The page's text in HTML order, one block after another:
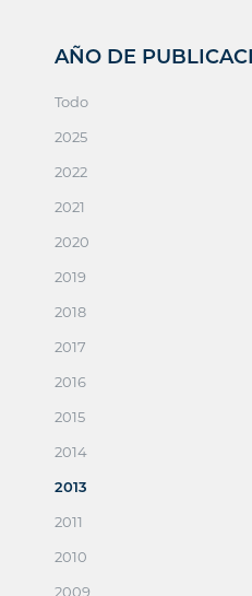
AÑO DE
Todo
2025
2022
2021
2020
2019
2018
2017
2016
2015
2014
2013
2011
2010
2009